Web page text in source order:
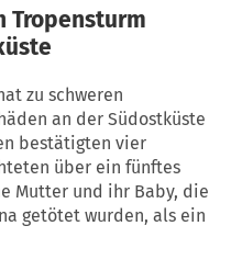
Tropensturm
zu schweren
an der Südostküste
bestätigten vier
über ein fünftes
Mutter und ihr Baby, die
getötet wurden, als ein